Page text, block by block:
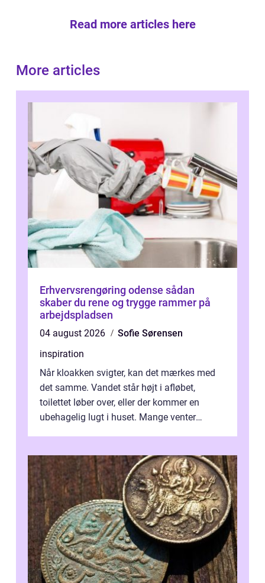
Read more articles here
More articles
Erhvervsrengøring odense sådan
skaber du rene og trygge rammer på
arbejdspladsen
04 august 2026
Sofie Sørensen
inspiration
Når kloakken svigter, kan det mærkes med
det samme. Vandet står højt i afløbet,
toilettet løber over, eller der kommer en
ubehagelig lugt i huset. Mange venter